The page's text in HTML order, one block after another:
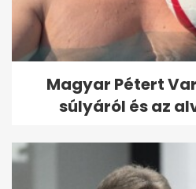
Magyar Pétert
súlyáról és az